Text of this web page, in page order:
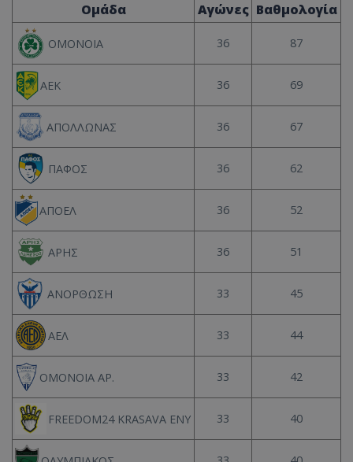
Ομάδα Αγώνες Βαθμολογία
ΟΜΟΝΟΙΑ 36 87
ΑΕΚ 36 69
ΑΠΟΛΛΩΝΑΣ 36 67
ΠΑΦΟΣ 36 62
ΑΠΟΕΛ 36 52
ΑΡΗΣ 36 51
ΑΝΟΡΘΩΣΗ 33 45
ΑΕΛ 33 44
ΟΜΟΝΟΙΑ ΑΡ. 33 42
FREEDOM24 KRASAVA ΕΝΥ 33 40